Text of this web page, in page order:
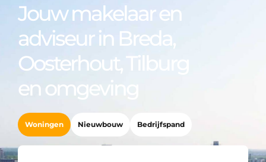
Jouw makelaar en
adviseur in Breda,
Oosterhout, Tilburg
en omgeving
Woningen Nieuwbouw Bedrijfspand